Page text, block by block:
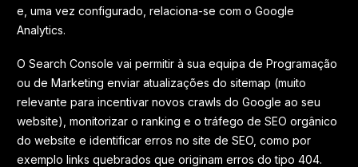
e, uma vez configurado, relaciona-se com o Google
Analytics.
O Search Console vai permitir à sua equipa de Programação
ou de Marketing enviar atualizações do sitemap (muito
relevante para incentivar novos crawls do Google ao seu
website), monitorizar o ranking e o tráfego de SEO orgânico
do website e identificar erros no site de SEO, como por
exemplo links quebrados que originam erros do tipo 404.